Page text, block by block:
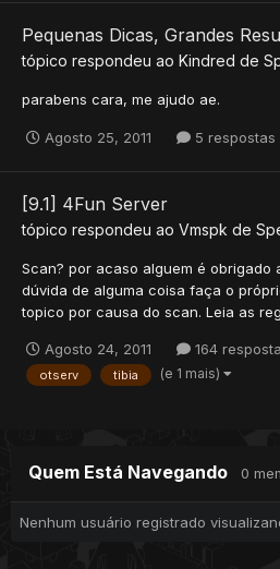
Pequenas Dicas, Grandes
tópico respondeu ao Kindred de
parabens cara, me ajudo ae.
Agosto 25, 2011 5 respostas
[9.1] 4Fun Server
tópico respondeu ao Vmspk de
Scan? por acaso alguem é obrigado
dúvida de alguma coisa faça o
topico por causa do scan. Leia as
Agosto 24, 2011 164
otserv tibia (e 1 mais)
Quem Está Navegando 0
Nenhum usuário registrado